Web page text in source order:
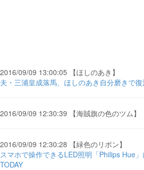
2016/09/09 13:00:05 【ほしのあき】
夫・三浦皇成落馬、ほしのあき自分磨きで
2016/09/09 12:30:39 【海賊旗の色のツム】
2016/09/09 12:30:28 【緑色のリボン】
スマホで操作できるLED照明「Philips Hue
TODAY